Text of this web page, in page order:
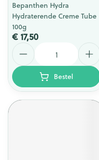
Bepanthen Hydra
Hydraterende Creme Tube
100g
€ 17,50
Bestel